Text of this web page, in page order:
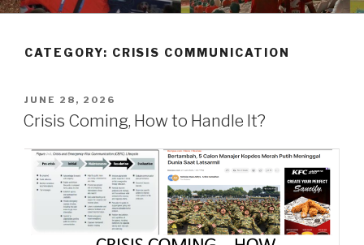
CATEGORY: CRISIS COMMUNICATION
POSTED
ON
JUNE 28, 2026
Crisis Coming, How to Handle It?